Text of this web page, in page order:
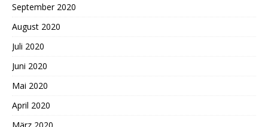
September 2020
August 2020
Juli 2020
Juni 2020
Mai 2020
April 2020
März 2020